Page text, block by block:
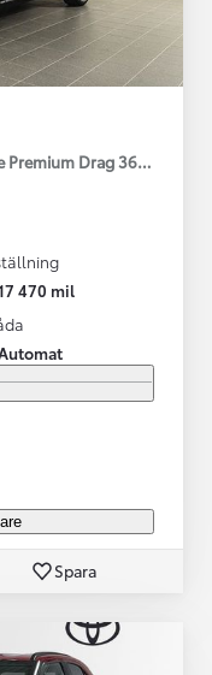
Premium Drag 360-kamera
470 mil
Spara